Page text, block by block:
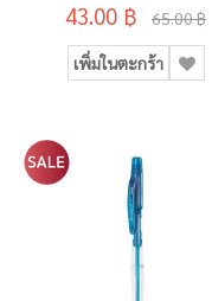
43.00 ฿ 65.00 ฿
เพิ่มในตะกร้า